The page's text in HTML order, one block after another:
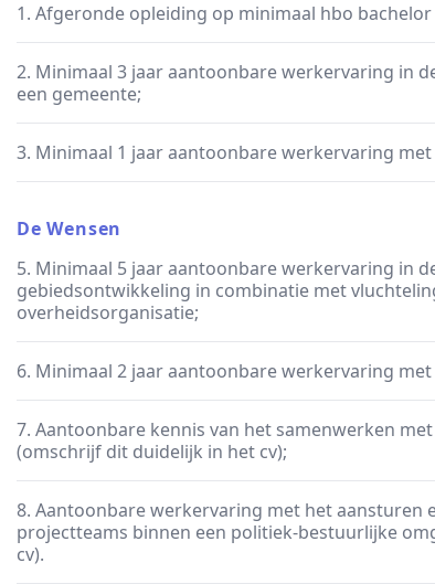
1. Afgeronde opleiding op minimaal hbo bachelor
2. Minimaal 3 jaar aantoonbare werkervaring in
een gemeente;
3. Minimaal 1 jaar aantoonbare werkervaring
De Wensen
5. Minimaal 5 jaar aantoonbare werkervaring in
gebiedsontwikkeling in combinatie met
overheidsorganisatie;
6. Minimaal 2 jaar aantoonbare werkervaring
7. Aantoonbare kennis van het samenwerken
(omschrijf dit duidelijk in het cv);
8. Aantoonbare werkervaring met het aansturen
projectteams binnen een politiek-bestuurlijke
cv).